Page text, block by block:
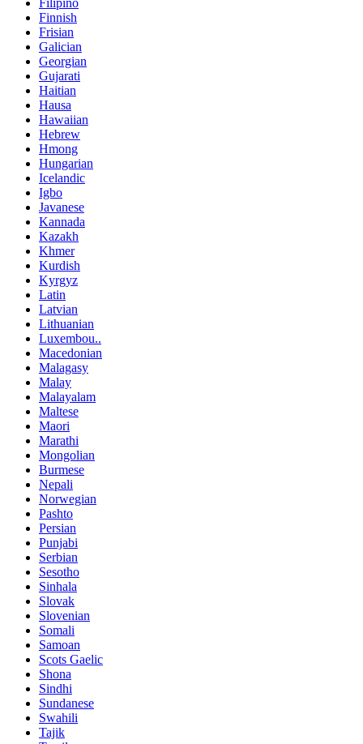
Filipino
Finnish
Frisian
Galician
Georgian
Gujarati
Haitian
Hausa
Hawaiian
Hebrew
Hmong
Hungarian
Icelandic
Igbo
Javanese
Kannada
Kazakh
Khmer
Kurdish
Kyrgyz
Latin
Latvian
Lithuanian
Luxembou..
Macedonian
Malagasy
Malay
Malayalam
Maltese
Maori
Marathi
Mongolian
Burmese
Nepali
Norwegian
Pashto
Persian
Punjabi
Serbian
Sesotho
Sinhala
Slovak
Slovenian
Somali
Samoan
Scots Gaelic
Shona
Sindhi
Sundanese
Swahili
Tajik